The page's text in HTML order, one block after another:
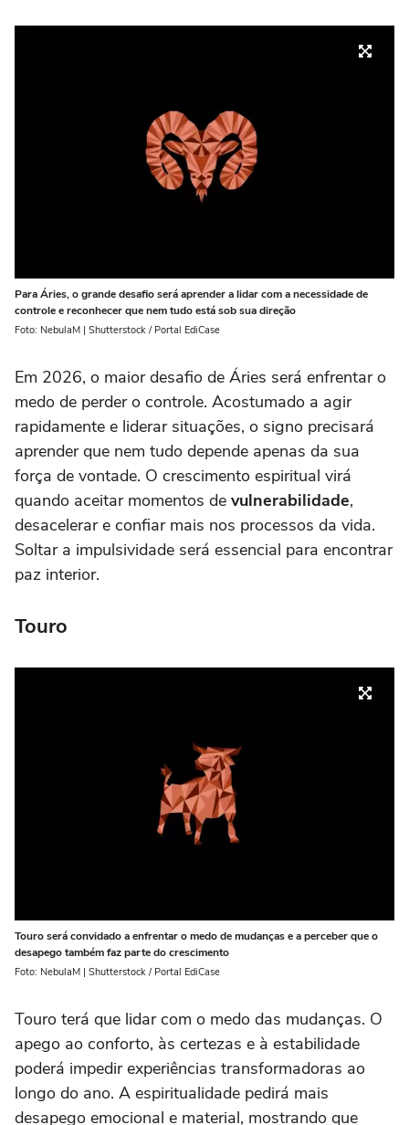
Para Áries, o grande desafio será aprender a lidar com a necessidade de
controle e reconhecer que nem tudo está sob sua direção
Foto: NebulaM | Shutterstock / Portal EdiCase
Em 2026, o maior desafio de Áries será enfrentar o
medo de perder o controle. Acostumado a agir
rapidamente e liderar situações, o signo precisará
aprender que nem tudo depende apenas da sua
força de vontade. O crescimento espiritual virá
quando aceitar momentos de vulnerabilidade,
desacelerar e confiar mais nos processos da vida.
Soltar a impulsividade será essencial para encontrar
paz interior.
Touro
Touro será convidado a enfrentar o medo de mudanças e a perceber que o
desapego também faz parte do crescimento
Foto: NebulaM | Shutterstock / Portal EdiCase
Touro terá que lidar com o medo das mudanças. O
apego ao conforto, às certezas e à estabilidade
poderá impedir experiências transformadoras ao
longo do ano. A espiritualidade pedirá mais
desapego emocional e material, mostrando que